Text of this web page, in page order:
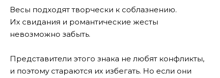
Весы подходят творчески к соблазнению.
Их свидания и романтические жесты
невозможно забыть.
Представители этого знака не любят конфликты,
и поэтому стараются их избегать. Но если они